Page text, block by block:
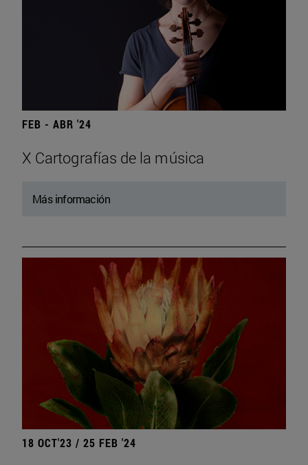
FEB - ABR '24
X Cartografías de la música
Más información
18 OCT'23 / 25 FEB '24